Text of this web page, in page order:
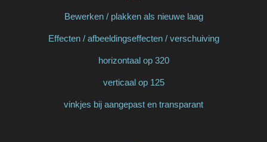
Bewerken / plakken als nieuwe laag
Effecten / afbeeldingseffecten / verschuiving
horizontaal op 320
verticaal op 125
vinkjes bij aangepast en transparant